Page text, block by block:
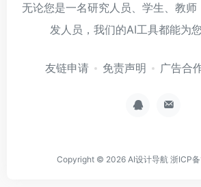
无论您是一名研究人员、学生、教
发人员，我们的AI工具都能为您
友链申请 免责声明 广告合
Copyright © 2026 AI设计导航 浙ICP